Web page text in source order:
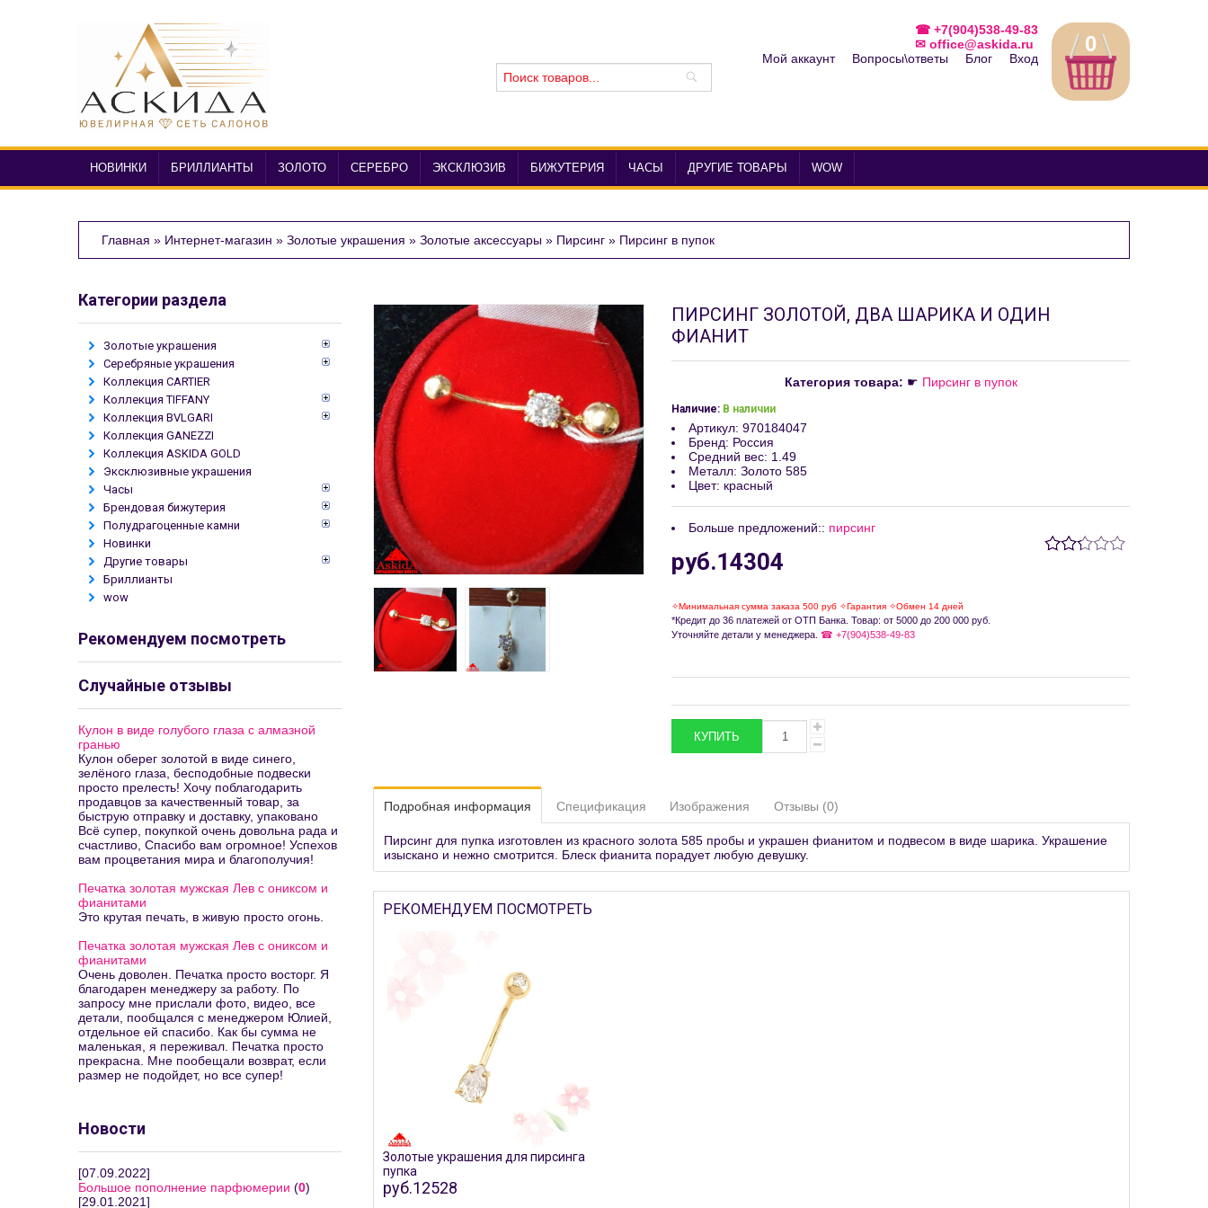
0
☎ +7(904)538-49-83
✉ office@askida.ru
Мой аккаунт
Вопросы\ответы Блог Вход
НОВИНКИ БРИЛЛИАНТЫ ЗОЛОТО СЕРЕБРО ЭКСКЛЮЗИВ БИЖУТЕРИЯ ЧАСЫ ДРУГИЕ ТОВАРЫ WOW
Главная » Интернет-магазин » Золотые украшения » Золотые аксессуары » Пирсинг » Пирсинг в пупок
ПИРСИНГ ЗОЛОТОЙ, ДВА ШАРИКА И ОДИН
ФИАНИТ
Категория товара: ☛ Пирсинг в пупок
Наличие: В наличии
Артикул: 970184047
Бренд: Россия
Средний вес: 1.49
Металл: Золото 585
Цвет: красный
Больше предложений:: пирсинг
руб.14304
✧Минимальная сумма заказа 500 руб ✧Гарантия ✧Обмен 14 дней
*Кредит до 36 платежей от ОТП Банка. Товар: от 5000 до 200 000 руб.
Уточняйте детали у менеджера. ☎ +7(904)538-49-83
Подробная информация
Пирсинг для пупка изготовлен из красного золота 585 пробы и украшен фианитом и подвесом в виде шарика. Украшение
изыскано и нежно смотрится. Блеск фианита порадует любую девушку.
Спецификация Изображения Отзывы (0)
РЕКОМЕНДУЕМ ПОСМОТРЕТЬ
Золотые украшения для пирсинга
пупка
руб.12528
Категории раздела
Золотые украшения
Серебряные украшения
Коллекция CARTIER
Коллекция TIFFANY
Коллекция BVLGARI
Коллекция GANEZZI
Коллекция ASKIDA GOLD
Эксклюзивные украшения
Часы
Брендовая бижутерия
Полудрагоценные камни
Новинки
Другие товары
Бриллианты
wow
Рекомендуем посмотреть
Случайные отзывы
Кулон в виде голубого глаза с алмазной
гранью
Кулон оберег золотой в виде синего,
зелёного глаза, бесподобные подвески
просто прелесть! Хочу поблагодарить
продавцов за качественный товар, за
быструю отправку и доставку, упаковано
Всё супер, покупкой очень довольна рада и
счастливо, Спасибо вам огромное! Успехов
вам процветания мира и благополучия!
Печатка золотая мужская Лев с ониксом и
фианитами
Это крутая печать, в живую просто огонь.
Печатка золотая мужская Лев с ониксом и
фианитами
Очень доволен. Печатка просто восторг. Я
благодарен менеджеру за работу. По
запросу мне прислали фото, видео, все
детали, пообщался с менеджером Юлией,
отдельное ей спасибо. Как бы сумма не
маленькая, я переживал. Печатка просто
прекрасна. Мне пообещали возврат, если
размер не подойдет, но все супер!
Новости
[07.09.2022]
Большое пополнение парфюмерии (0)
[29.01.2021]